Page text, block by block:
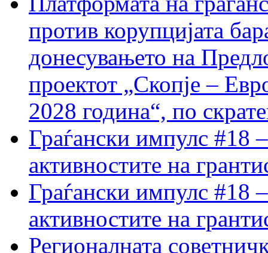
против корупцијата
донесувањето на
проектот „Скопје –
2028 година“, по
Граѓански импулс #18
активностите на
Граѓански импулс #18
активностите на
Регионалната